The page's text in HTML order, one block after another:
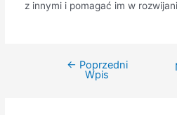
z innymi i pomagać im w
Nawigacja
← Poprzedni
Wpis